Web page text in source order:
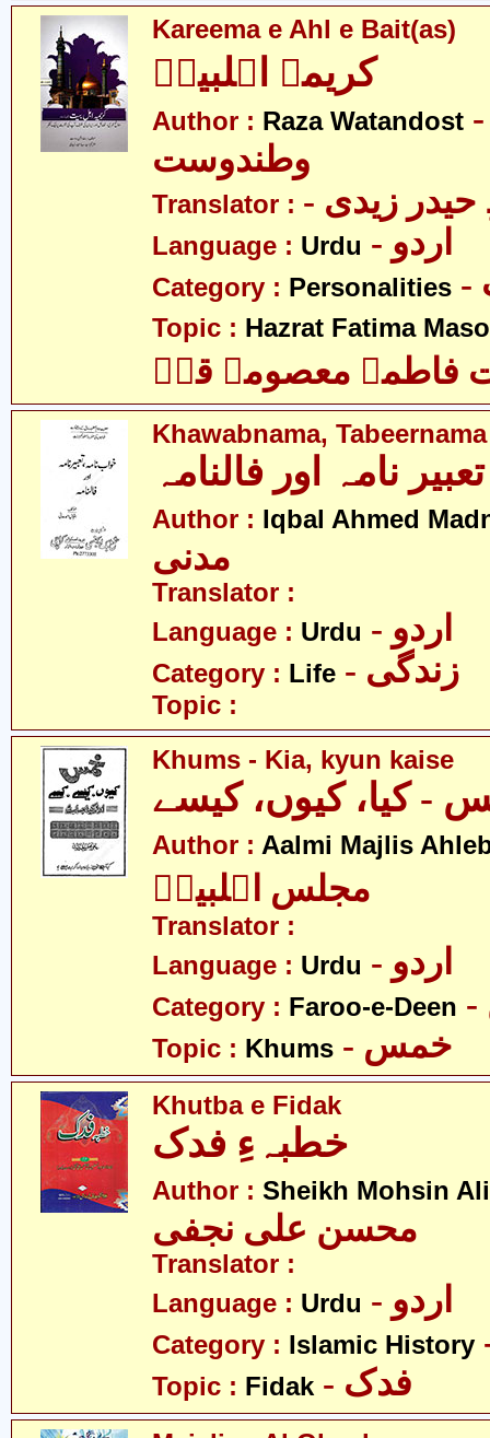
Kareema e Ahl e Bait(as)
کریمہ اہلبیتؑ
Author : Raza Watandost
وطندوست
Translator : زیدی
Language : Urdu - اردو
Category : Personalities
Topic : Hazrat Fatima
فاطمہ معصومہ قمؑ
Khawabnama,
نامہ اور فالنامہ
Author : Iqbal Ahmed
مدنی
Translator :
Language : Urdu - اردو
Category : Life - زندگی
Topic :
Khums - Kia, kyun kaise
- کیا، کیوں، کیسے
Author : Aalmi Majlis
مجلس اہلبیتؑ
Translator :
Language : Urdu - اردو
Category : Faroo-e-Deen
Topic : Khums - خمس
Khutba e Fidak
خطبہءِ فدک
Author : Sheikh Mohsin
محسن علی نجفی
Translator :
Language : Urdu - اردو
Category : Islamic History
Topic : Fidak - فدک